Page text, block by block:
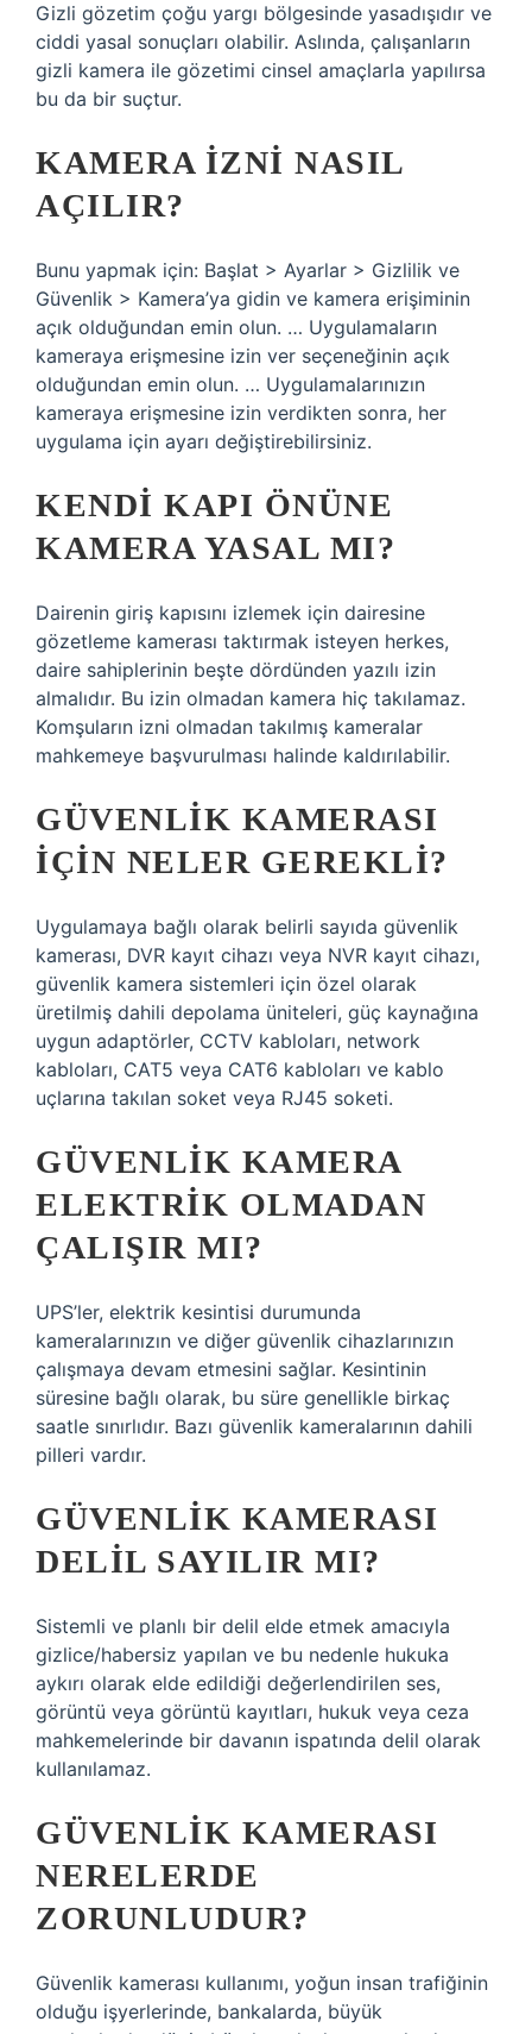
Gizli gözetim çoğu yargı bölgesinde yasadışıdır ve
ciddi yasal sonuçları olabilir. Aslında, çalışanların
gizli kamera ile gözetimi cinsel amaçlarla yapılırsa
bu da bir suçtur.
KAMERA IZNI NASIL
AÇILIR?
Bunu yapmak için: Başlat > Ayarlar > Gizlilik ve
Güvenlik > Kamera’ya gidin ve kamera erişiminin
açık olduğundan emin olun. … Uygulamaların
kameraya erişmesine izin ver seçeneğinin açık
olduğundan emin olun. … Uygulamalarınızın
kameraya erişmesine izin verdikten sonra, her
uygulama için ayarı değiştirebilirsiniz.
KENDI KAPI ÖNÜNE
KAMERA YASAL MI?
Dairenin giriş kapısını izlemek için dairesine
gözetleme kamerası taktırmak isteyen herkes,
daire sahiplerinin beşte dördünden yazılı izin
almalıdır. Bu izin olmadan kamera hiç takılamaz.
Komşuların izni olmadan takılmış kameralar
mahkemeye başvurulması halinde kaldırılabilir.
GÜVENLIK KAMERASI
IÇIN NELER GEREKLI?
Uygulamaya bağlı olarak belirli sayıda güvenlik
kamerası, DVR kayıt cihazı veya NVR kayıt cihazı,
güvenlik kamera sistemleri için özel olarak
üretilmiş dahili depolama üniteleri, güç kaynağına
uygun adaptörler, CCTV kabloları, network
kabloları, CAT5 veya CAT6 kabloları ve kablo
uçlarına takılan soket veya RJ45 soketi.
GÜVENLIK KAMERA
ELEKTRIK OLMADAN
ÇALIŞIR MI?
UPS’ler, elektrik kesintisi durumunda
kameralarınızın ve diğer güvenlik cihazlarınızın
çalışmaya devam etmesini sağlar. Kesintinin
süresine bağlı olarak, bu süre genellikle birkaç
saatle sınırlıdır. Bazı güvenlik kameralarının dahili
pilleri vardır.
GÜVENLIK KAMERASI
DELIL SAYILIR MI?
Sistemli ve planlı bir delil elde etmek amacıyla
gizlice/habersiz yapılan ve bu nedenle hukuka
aykırı olarak elde edildiği değerlendirilen ses,
görüntü veya görüntü kayıtları, hukuk veya ceza
mahkemelerinde bir davanın ispatında delil olarak
kullanılamaz.
GÜVENLIK KAMERASI
NERELERDE
ZORUNLUDUR?
Güvenlik kamerası kullanımı, yoğun insan trafiğinin
olduğu işyerlerinde, bankalarda, büyük